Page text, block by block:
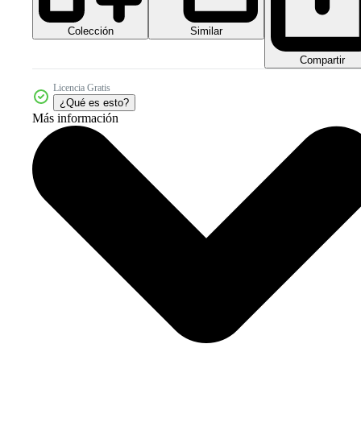
Colección Similar
Compartir
Licencia Gratis
¿Qué es esto?
Más información